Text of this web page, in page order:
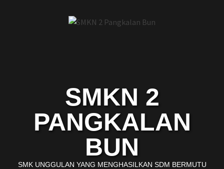
SMKN 2
PANGKALAN
BUN
SMK UNGGULAN YANG MENGHASILKAN SDM BERMUTU